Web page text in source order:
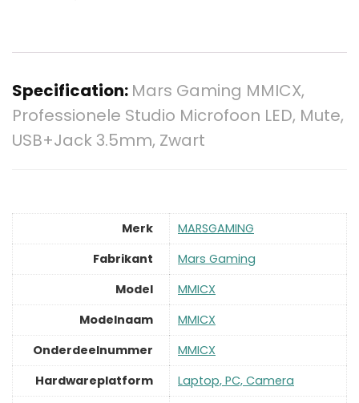
Specification: Mars Gaming MMICX,
Professionele Studio Microfoon LED, Mute,
USB+Jack 3.5mm, Zwart
Merk
‎MARSGAMING
Fabrikant
‎Mars Gaming
Model
‎MMICX
Modelnaam
‎MMICX
Onderdeelnummer
‎MMICX
Hardwareplatform
‎Laptop, PC, Camera